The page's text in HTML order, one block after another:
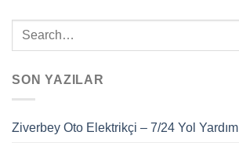
SON YAZILAR
Ziverbey Oto Elektrikçi – 7/24 Yol Yardım